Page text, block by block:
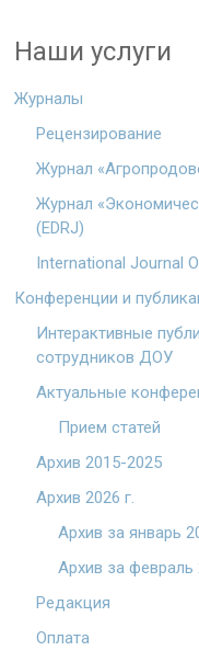
Наши услуги
Журналы
Рецензирование
Журнал
Журнал
(EDRJ)
International Journal
Конференции и
Интерактивные
сотрудников ДОУ
Актуальные
Прием статей
Архив 2015-2025
Архив 2026 г.
Архив за январь
Архив за февраль
Редакция
Оплата